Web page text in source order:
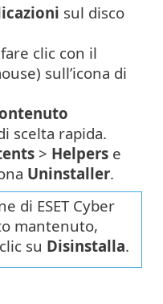
sul disco
clic con il
sull’icona di
scelta rapida.
> Helpers e
Uninstaller.
di ESET Cyber
mantenuto,
su Disinstalla.